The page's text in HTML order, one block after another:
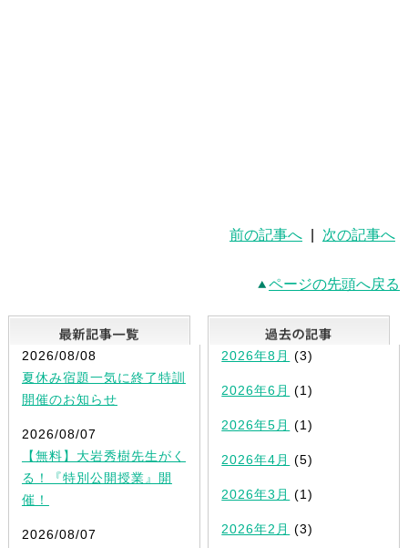
前の記事へ 次の記事へ
ページの先頭へ戻る
最新記事一覧
2026/08/08
夏休み宿題一気に終了特訓
開催のお知らせ
2026/08/07
【無料】大岩秀樹先生がく
る！『特別公開授業』開
催！
2026/08/07
2026年8月 (3)
2026年6月 (1)
2026年5月 (1)
2026年4月 (5)
2026年3月 (1)
2026年2月 (3)